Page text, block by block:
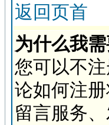
返回页首
为什么我
您可以不
论如何注
留言服务